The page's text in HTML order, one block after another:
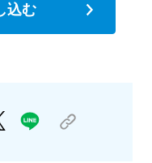
込む